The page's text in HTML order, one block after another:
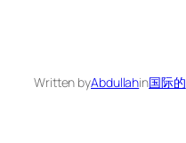
Written byAbdullahin国际的